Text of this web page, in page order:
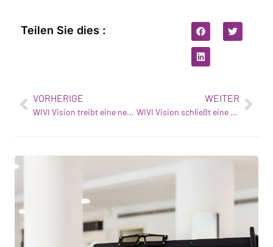
Teilen Sie dies :
VORHERIGE
WIVI Vision treibt eine neue Sehteststudie voran
WEITER
WIVI Vision schließt eine Finanzierungsrunde von 4 Millionen ab